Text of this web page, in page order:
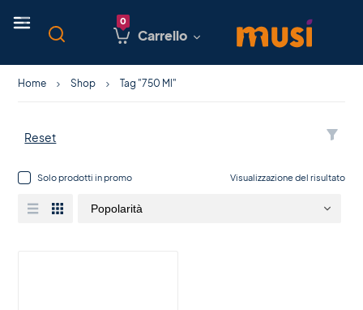
Carrello
Home Shop Tag "750 Ml"
Reset
Solo prodotti in promo Visualizzazione del risultato